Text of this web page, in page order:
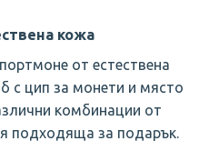
кожа
от естествена
с цип за монети и място
комбинации от
подходяща за подарък.